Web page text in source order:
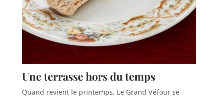
Une terrasse hors du temps
Quand revient le printemps, Le Grand Véfour se